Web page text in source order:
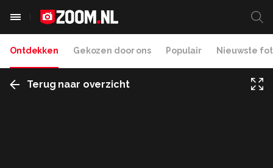
Ontdekken Gekozen door ons Populair Nieuwste
Terug naar overzicht